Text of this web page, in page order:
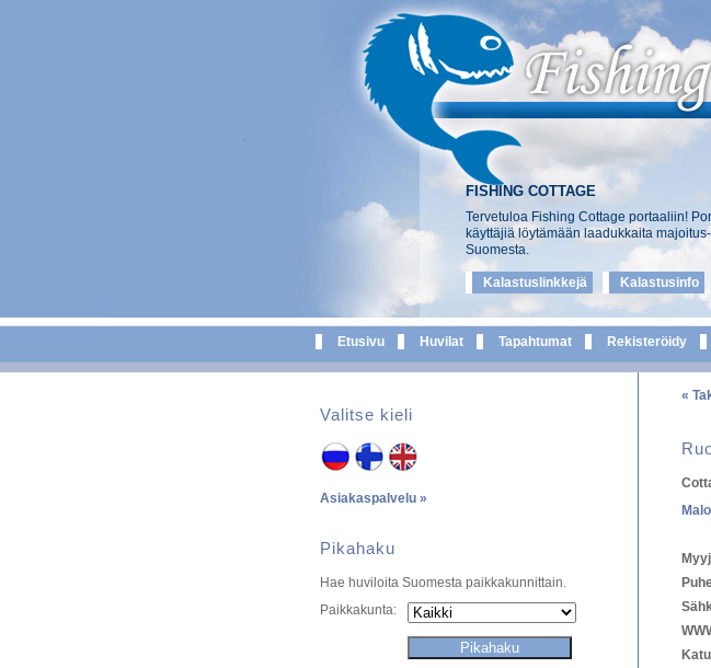
FISHING COTTAGE
Tervetuloa Fishing Cottage portaaliin!
käyttäjiä löytämään laadukkaita
Suomesta.
Kalastuslinkkejä Kalastusinfo
Etusivu Huvilat Tapahtumat Rekisteröidy
Valitse kieli
Asiakaspalvelu »
Pikahaku
Hae huviloita Suomesta paikkakunnittain.
Paikkakunta:
«